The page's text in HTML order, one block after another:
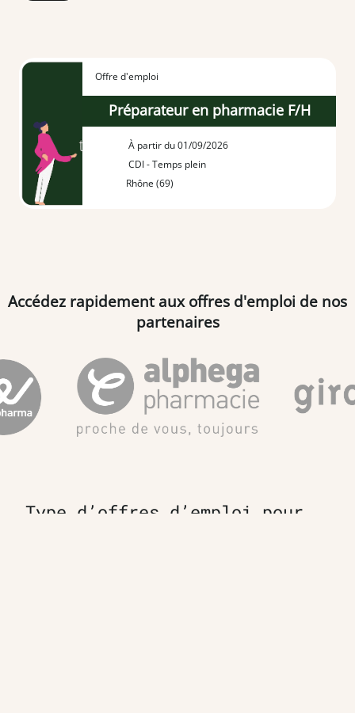
Offre d'emploi
Préparateur en pharmacie F/H
À partir du 01/09/2026
CDI - Temps plein
Rhône (69)
Accédez rapidement aux offres d'emploi de nos
partenaires
Type d’offres d’emploi pour